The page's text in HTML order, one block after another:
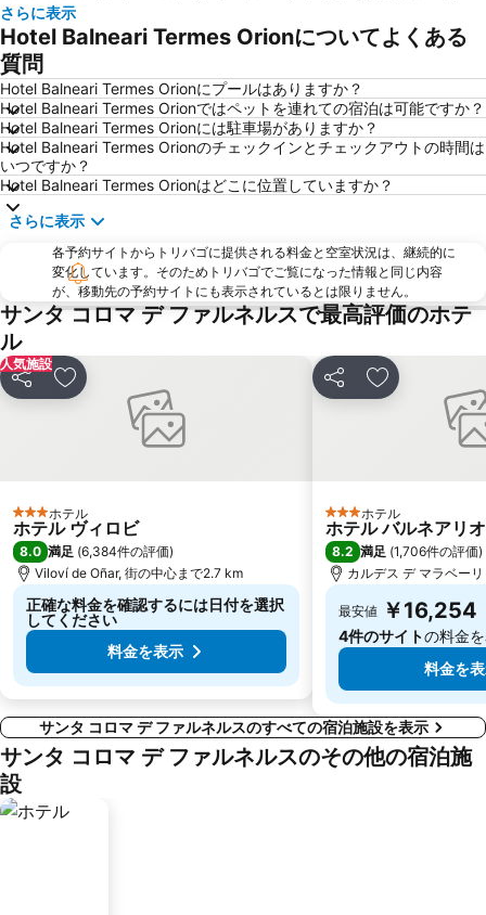
さらに表示
Hotel Balneari Termes Orionについてよくある
質問
Hotel Balneari Termes Orionにプールはありますか？
Hotel Balneari Termes Orionではペットを連れての宿泊は可能ですか？
Hotel Balneari Termes Orionには駐車場がありますか？
Hotel Balneari Termes Orionのチェックインとチェックアウトの時間は
いつですか？
Hotel Balneari Termes Orionはどこに位置していますか？
さらに表示
各予約サイトからトリバゴに提供される料金と空室状況は、継続的に
変化しています。そのためトリバゴでご覧になった情報と同じ内容
が、移動先の予約サイトにも表示されているとは限りません。
サンタ コロマ デ ファルネルスで最高評価のホテ
ル
人気施設
シェア お気に入りに追加
3 ホテルのランク
ホテル
ホテル ヴィロビ
8.0 満足 (6,384件の評価)
Viloví de Oñar, 街の中心まで2.7 km
正確な料金を確認するには日付を選択
してください
料金を表示
シェア お気に入りに
3 ホテルのランク
ホテル
ホテル バルネアリ
8.2 満足 (1,706件の評価)
カルデス デ マラベー
最安値 ￥16,254
4件のサイトの料金
料金を
サンタ コロマ デ ファルネルスのすべての宿泊施設を表示
サンタ コロマ デ ファルネルスのその他の宿泊施
設